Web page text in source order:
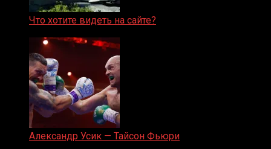
Что хотите видеть на сайте?
Александр Усик — Тайсон Фьюри